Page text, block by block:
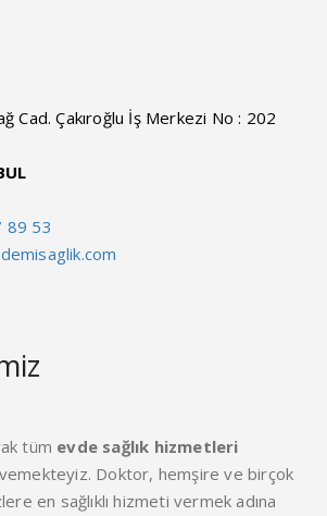
Cad. Çakıroğlu İş Merkezi No : 202
89 53
tüm evde sağlık hizmetleri
Doktor, hemşire ve birçok
en sağlıklı hizmeti vermek adına